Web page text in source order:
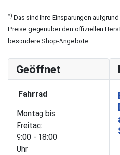
*) Das sind Ihre Einsparungen
Preise gegenüber den offiziellen
besondere Shop-Angebote
Geöffnet
Fahrrad
Montag bis
Freitag:
9:00 - 18:00
Uhr